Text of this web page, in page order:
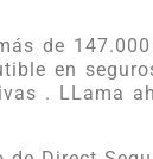
de
en
. LLama